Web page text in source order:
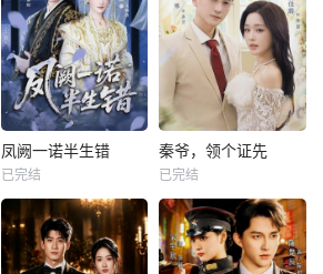
凤阙一诺半生错
已完结
秦爷，领个证先
已完结